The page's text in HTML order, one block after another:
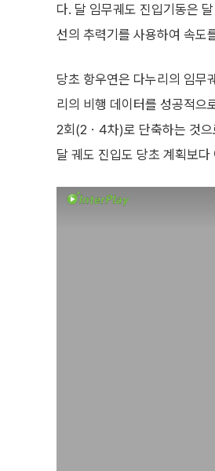
다. 달 임무궤도 진입기동은
선의 추력기를 사용하여 속도
당초 항우연은 다누리의 임무
리의 비행 데이터를 성공적
2회(2ㆍ4차)로 단축하는 것
달 궤도 진입도 당초 계획보